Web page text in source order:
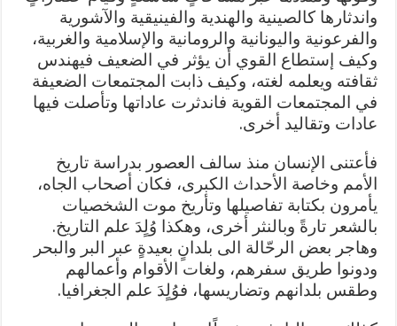
واندثارها كالصينية والهندية والفينيقية والآشورية
والفرعونية واليونانية والرومانية والإسلامية والغربية،
وكيف إستطاع القوي أن يؤثر في الضعيف فيهندس
ثقافته ويعلمه لغته، وكيف ذابت المجتمعات الضعيفة
في المجتمعات القوية فاندثرت عاداتها وتأصلت فيها
عادات وتقاليد أخرى.
فأعتنى الإنسان منذ سالف العصور بدراسة تاريخ
الأمم وخاصة الأحداث الكبرى، فكان أصحاب الجاه،
يأمرون بكتابة تفاصيلها وتأريخ موت الشخصيات
بالشعر تارةً وبالنثر أخرى، وهكذا وُلٍدَ علم التاريخ.
وهاجر بعض الرحّالة الى بلدانٍ بعيدةٍ عبر البر والبحر
ودونوا طريق سفرهم، ولغات الأقوام وأعمالهم
وطقس بلدانهم وتضاريسها، فوُلٍدَ علم الجغرافيا.